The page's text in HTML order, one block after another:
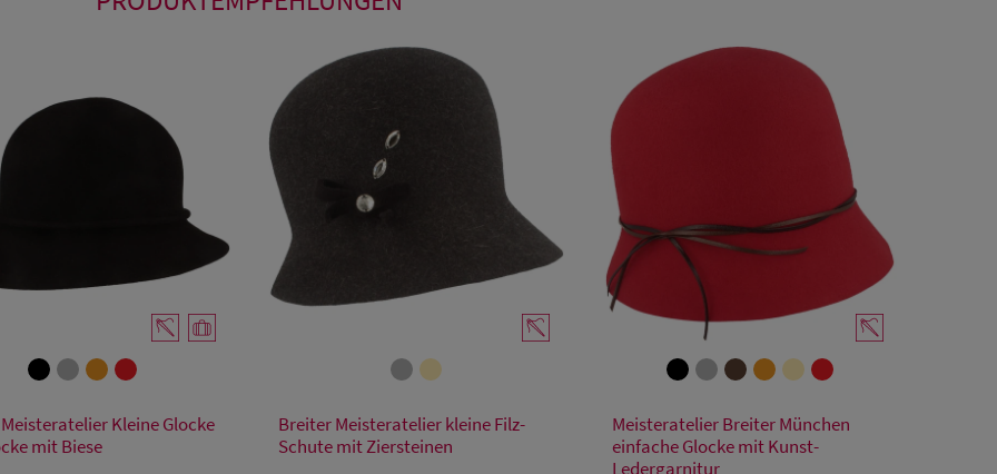
55 56 57
Kleine Glocke
mit Biese
55 56 57 58
Breiter Meisteratelier kleine Filz-
Schute mit Ziersteinen
55 56 57 58 59
Meisteratelier Breiter München
einfache Glocke mit Kunst-
Ledergarnitur